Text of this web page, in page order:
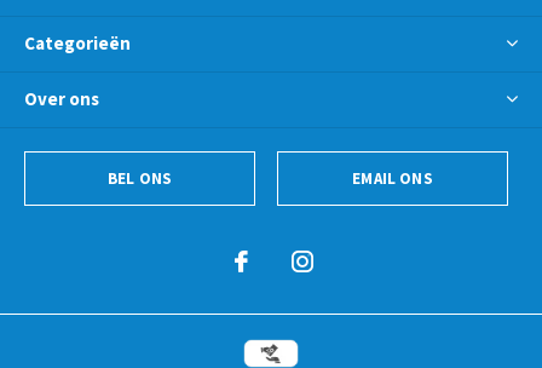
Categorieën
Over ons
BEL ONS EMAIL ONS